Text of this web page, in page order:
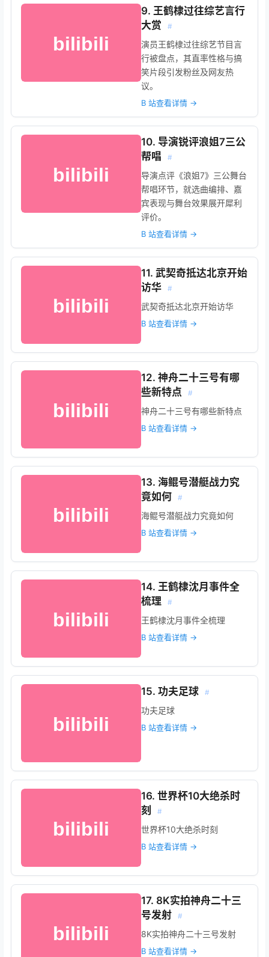
9. 王鹤棣过往综艺言行
大赏
#
演员王鹤棣过往综艺节目言
行被盘点，其直率性格与搞
笑片段引发粉丝及网友热
议。
B 站查看详情 →
10. 导演锐评浪姐7三公
帮唱
#
导演点评《浪姐7》三公舞台
帮唱环节，就选曲编排、嘉
宾表现与舞台效果展开犀利
评价。
B 站查看详情 →
11. 武契奇抵达北京开始
访华
#
武契奇抵达北京开始访华
B 站查看详情 →
12. 神舟二十三号有哪
些新特点
#
神舟二十三号有哪些新特点
B 站查看详情 →
13. 海鲲号潜艇战力究
竟如何
#
海鲲号潜艇战力究竟如何
B 站查看详情 →
14. 王鹤棣沈月事件全
梳理
#
王鹤棣沈月事件全梳理
B 站查看详情 →
15. 功夫足球 #
功夫足球
B 站查看详情 →
16. 世界杯10大绝杀时
刻
#
世界杯10大绝杀时刻
B 站查看详情 →
17. 8K实拍神舟二十三
号发射
#
8K实拍神舟二十三号发射
B 站查看详情 →